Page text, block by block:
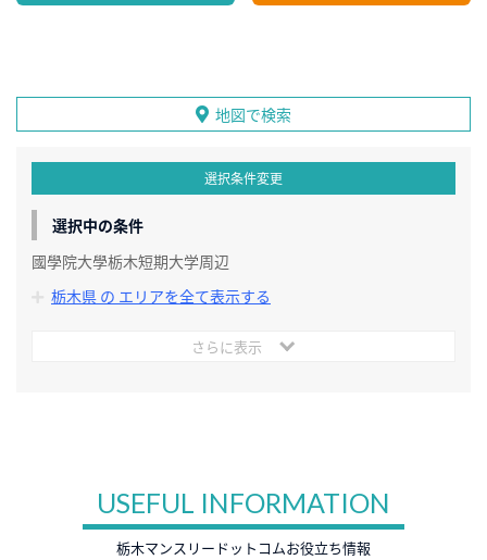
地図で検索
選択条件変更
選択中の条件
國學院大學栃木短期大学周辺
栃木県 の エリアを全て表示する
さらに表示
USEFUL INFORMATION
栃木マンスリードットコムお役立ち情報